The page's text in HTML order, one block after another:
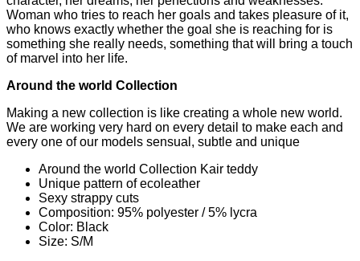
Woman who tries to reach her goals and takes pleasure of it,
who knows exactly whether the goal she is reaching for is
something she really needs, something that will bring a touch
of marvel into her life.
Around the world Collection
Making a new collection is like creating a whole new world.
We are working very hard on every detail to make each and
every one of our models sensual, subtle and unique
Around the world Collection Kair teddy
Unique pattern of ecoleather
Sexy strappy cuts
Composition: 95% polyester / 5% lycra
Color: Black
Size: S/M